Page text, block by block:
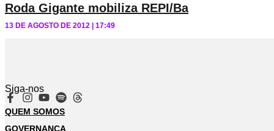
Roda Gigante mobiliza REPI/Ba
13 DE AGOSTO DE 2012 17:49
Siga-nos
QUEM SOMOS
GOVERNANÇA